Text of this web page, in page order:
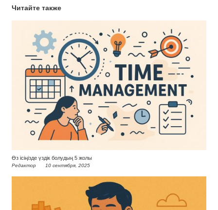
Читайте также
Өз ісіңізде үздік болудың 5 жолы
Редактор 10 сентября, 2025